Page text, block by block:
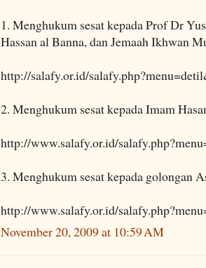
1. Menghukum sesat kepada Prof Dr
Hassan al Banna, dan Jemaah Ikhwan
http://salafy.or.id/
2. Menghukum sesat kepada Imam
http://www.salafy.or.id/
3. Menghukum sesat kepada golongan
http://www.salafy.or.id/
November 20, 2009 at 10:59 AM